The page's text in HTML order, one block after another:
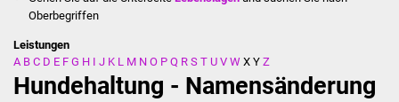
Stadtverwaltung
Oberbegriffen
Leistungen
A B C D E F G H I J K L M N O P Q R S T U V W X Y Z
Hundehaltung - Namensänderung